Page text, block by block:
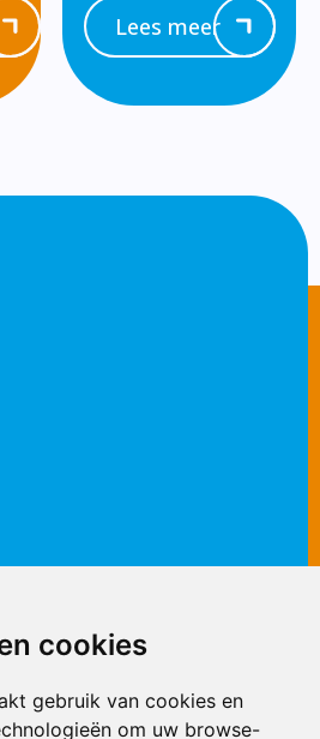
cookies
gebruik van cookies en
om uw browse-
Lees meer
ONDERDEEL VAN